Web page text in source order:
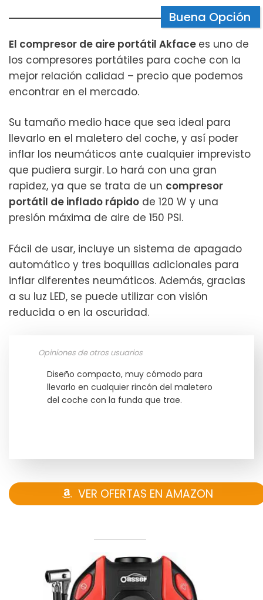
Buena Opción
El compresor de aire portátil Akface es uno de
los compresores portátiles para coche con la
mejor relación calidad – precio que podemos
encontrar en el mercado.
Su tamaño medio hace que sea ideal para
llevarlo en el maletero del coche, y así poder
inflar los neumáticos ante cualquier imprevisto
que pudiera surgir. Lo hará con una gran
rapidez, ya que se trata de un compresor
portátil de inflado rápido de 120 W y una
presión máxima de aire de 150 PSI.
Fácil de usar, incluye un sistema de apagado
automático y tres boquillas adicionales para
inflar diferentes neumáticos. Además, gracias
a su luz LED, se puede utilizar con visión
reducida o en la oscuridad.
Opiniones de otros usuarios
Diseño compacto, muy cómodo para
llevarlo en cualquier rincón del maletero
del coche con la funda que trae.
VER OFERTAS EN AMAZON